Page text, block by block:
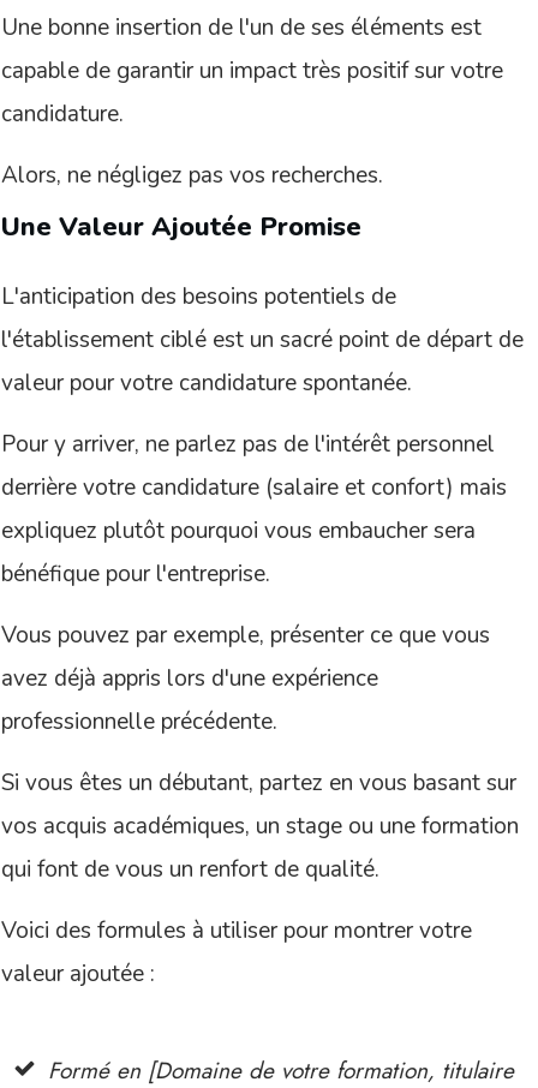
Une bonne insertion de l'un de ses éléments est
capable de garantir un impact très positif sur votre
candidature.
Alors, ne négligez pas vos recherches.
Une Valeur Ajoutée Promise
L'anticipation des besoins potentiels de
l'établissement ciblé est un sacré point de départ de
valeur pour votre candidature spontanée.
Pour y arriver, ne parlez pas de l'intérêt personnel
derrière votre candidature (salaire et confort) mais
expliquez plutôt pourquoi vous embaucher sera
bénéfique pour l'entreprise.
Vous pouvez par exemple, présenter ce que vous
avez déjà appris lors d'une expérience
professionnelle précédente.
Si vous êtes un débutant, partez en vous basant sur
vos acquis académiques, un stage ou une formation
qui font de vous un renfort de qualité.
Voici des formules à utiliser pour montrer votre
valeur ajoutée :
Formé en [Domaine de votre formation, titulaire